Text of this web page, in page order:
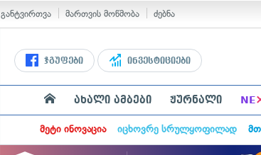
განტვირთვა მართვის მოწმობა ძებნა
ჯგუფები ინვესტიციები
ახალი ამბები ჟურნალი NE
მეტი ინოვაცია იცხოვრე სრულყოფილად